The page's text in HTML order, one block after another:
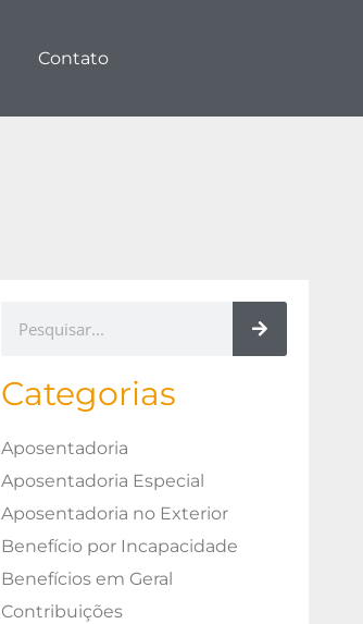
Contato
Categorias
Aposentadoria
Aposentadoria Especial
Aposentadoria no Exterior
Benefício por Incapacidade
Benefícios em Geral
Contribuições